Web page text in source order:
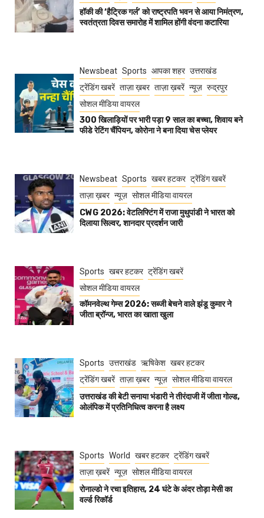
हॉकी की ‘हैट्रिक गर्ल’ को राष्ट्रपति भवन से आया निमंत्रण,
स्वतंत्रता दिवस समारोह में शामिल होंगी वंदना कटारिया
Newsbeat Sports आपका शहर उत्तराखंड
ट्रेंडिंग खबरें ताज़ा ख़बर ताज़ा ख़बरें न्यूज़ रुद्रपुर
सोशल मीडिया वायरल
300 खिलाड़ियों पर भारी पड़ा 9 साल का बच्चा, शिवाय बने
फीडे रेटिंग चैंपियन, कोरोना ने बना दिया चेस प्लेयर
Newsbeat Sports खबर हटकर ट्रेंडिंग खबरें
ताज़ा ख़बर न्यूज़ सोशल मीडिया वायरल
CWG 2026: वेटलिफ्टिंग में राजा मुथुपांडी ने भारत को
दिलाया सिल्वर, शानदार प्रदर्शन जारी
Sports खबर हटकर ट्रेंडिंग खबरें
सोशल मीडिया वायरल
कॉमनवेल्थ गेम्स 2026: सब्जी बेचने वाले झंडू कुमार ने
जीता ब्रॉन्ज, भारत का खाता खुला
Sports उत्तराखंड ऋषिकेश खबर हटकर
ट्रेंडिंग खबरें ताज़ा ख़बर न्यूज़ सोशल मीडिया वायरल
उत्तराखंड की बेटी सनाया भंडारी ने तीरंदाजी में जीता गोल्ड,
ओलंपिक में प्रतिनिधित्व करना है लक्ष्य
Sports World खबर हटकर ट्रेंडिंग खबरें
ताज़ा ख़बरें न्यूज़ सोशल मीडिया वायरल
रोनाल्डो ने रचा इतिहास, 24 घंटे के अंदर तोड़ा मेसी का
वर्ल्ड रिकॉर्ड